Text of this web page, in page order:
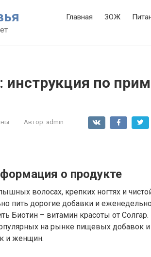
Главная ЗОЖ
инструкция по
Автор: admin
о продукте
волосах, крепких ногтях и
пить дорогие добавки и
Биотин – витамин красоты от
на рынке пищевых добавок и
и женщин.